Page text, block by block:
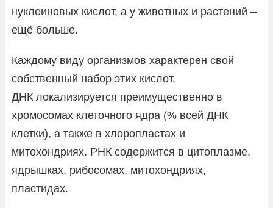
нуклеиновых кислот, а у животных и растений –
ещё больше.
Каждому виду организмов характерен свой
собственный набор этих кислот.
ДНК локализируется преимущественно в
хромосомах клеточного ядра (% всей ДНК
клетки), а также в хлоропластах и
митохондриях. РНК содержится в цитоплазме,
ядрышках, рибосомах, митохондриях,
пластидах.